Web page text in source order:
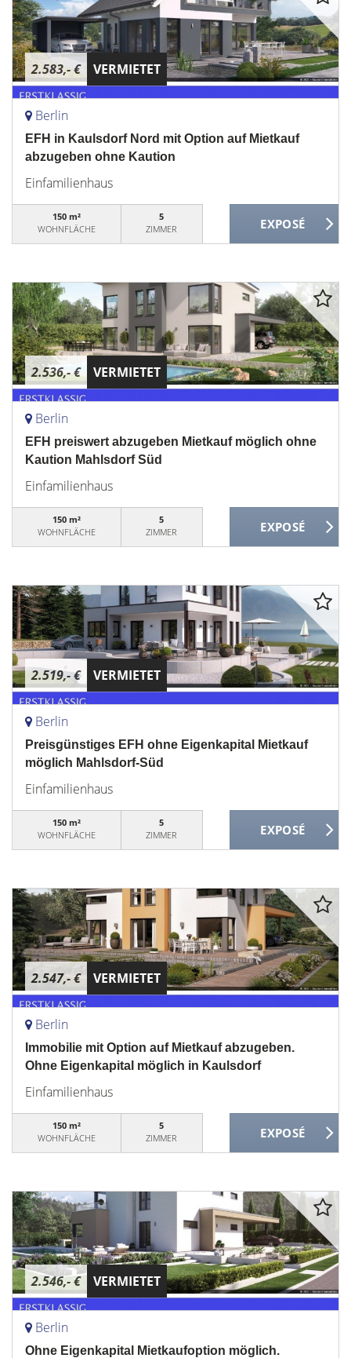
2.583,- € VERMIETET
Berlin
EFH in Kaulsdorf Nord mit Option auf Mietkauf
abzugeben ohne Kaution
Einfamilienhaus
150 m²
WOHNFLÄCHE
5
ZIMMER
2.536,- € VERMIETET
Berlin
EFH preiswert abzugeben Mietkauf möglich ohne
Kaution Mahlsdorf Süd
Einfamilienhaus
150 m²
WOHNFLÄCHE
5
ZIMMER
2.519,- € VERMIETET
Berlin
Preisgünstiges EFH ohne Eigenkapital Mietkauf
möglich Mahlsdorf-Süd
Einfamilienhaus
150 m²
WOHNFLÄCHE
5
ZIMMER
2.547,- € VERMIETET
Berlin
Immobilie mit Option auf Mietkauf abzugeben.
Ohne Eigenkapital möglich in Kaulsdorf
Einfamilienhaus
150 m²
WOHNFLÄCHE
5
ZIMMER
2.546,- € VERMIETET
Berlin
Ohne Eigenkapital Mietkaufoption möglich.